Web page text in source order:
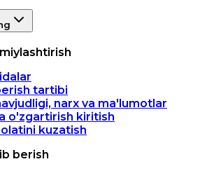
tartibi
narx va ma'lumotlar
o'zgartirish kiritish
kuzatish
berish